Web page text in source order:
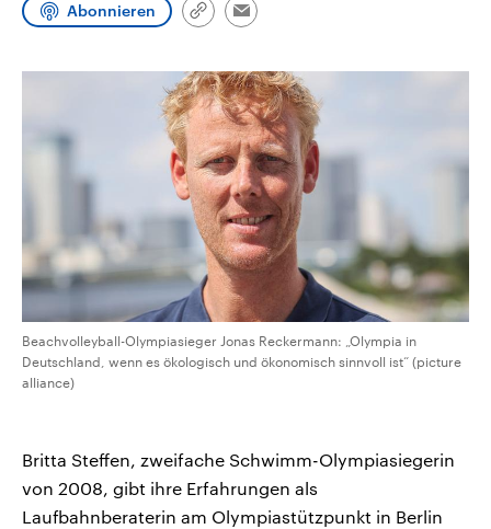
Abonnieren
Link
Email
Beachvolleyball-Olympiasieger Jonas Reckermann: „Olympia in
Deutschland, wenn es ökologisch und ökonomisch sinnvoll ist“ (picture
alliance)
Britta Steffen, zweifache Schwimm-Olympiasiegerin
von 2008, gibt ihre Erfahrungen als
Laufbahnberaterin am Olympiastützpunkt in Berlin